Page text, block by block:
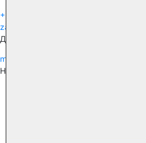
+7 (495) 150-99-51
zabota@docdeti.ru
Для сотрудничества
marketing@docdeti.ru
Наши соцсети